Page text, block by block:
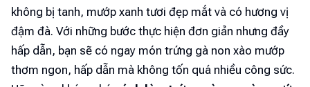
không bị tanh, mướp xanh tươi đẹp mắt và có hương vị
đậm đà. Với những bước thực hiện đơn giản nhưng đầy
hấp dẫn, bạn sẽ có ngay món trứng gà non xào mướp
thơm ngon, hấp dẫn mà không tốn quá nhiều công sức.